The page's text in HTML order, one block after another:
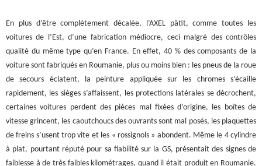
En plus d’être complètement décalée, l’AXEL pâtit, comme toutes les
voitures de l’Est, d’une fabrication médiocre, ceci malgré des contrôles
qualité du même type qu’en France. En effet, 40 % des composants de la
voiture sont fabriqués en Roumanie, plus ou moins bien : les pneus de la roue
de secours éclatent, la peinture appliquée sur les chromes s’écaille
rapidement, les sièges s’affaissent, les protections latérales se décrochent,
certaines voitures perdent des pièces mal fixées d’origine, les boîtes de
vitesse grincent, les caoutchoucs des ouvrants sont mal posés, les plaquettes
de freins s’usent trop vite et les « rossignols » abondent. Même le 4 cylindre
à plat, pourtant réputé pour sa fiabilité sur la GS, présentait des signes de
faiblesse à de très faibles kilométrages, quand il était produit en Roumanie.